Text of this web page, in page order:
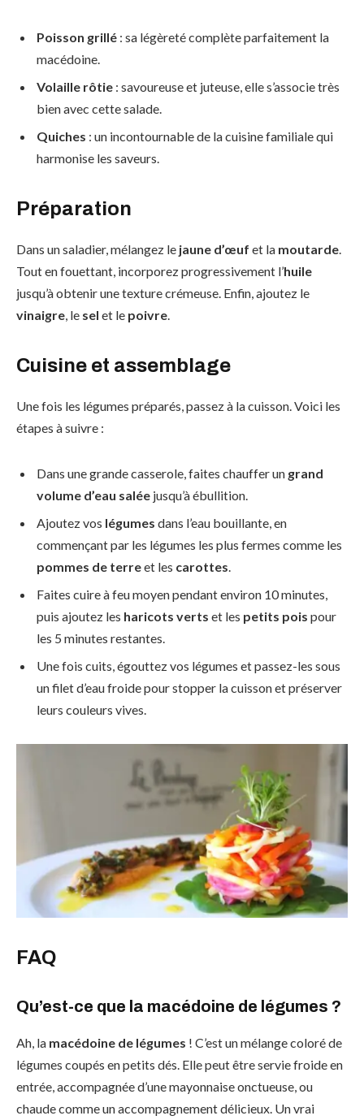
Poisson grillé : sa légèreté complète parfaitement la
macédoine.
Volaille rôtie : savoureuse et juteuse, elle s’associe très
bien avec cette salade.
Quiches : un incontournable de la cuisine familiale qui
harmonise les saveurs.
Préparation
Dans un saladier, mélangez le jaune d’œuf et la moutarde.
Tout en fouettant, incorporez progressivement l’huile
jusqu’à obtenir une texture crémeuse. Enfin, ajoutez le
vinaigre, le sel et le poivre.
Cuisine et assemblage
Une fois les légumes préparés, passez à la cuisson. Voici les
étapes à suivre :
Dans une grande casserole, faites chauffer un grand
volume d’eau salée jusqu’à ébullition.
Ajoutez vos légumes dans l’eau bouillante, en
commençant par les légumes les plus fermes comme les
pommes de terreet les carottes
Faites cuire à feu moyen pendant environ 10 minutes,
puis ajoutez les haricots verts et les petits pois pour
les 5 minutes restantes.
Une fois cuits, égouttez vos légumes et passez-les sous
un filet d’eau froide pour stopper la cuisson et préserver
leurs couleurs vives.
FAQ
Qu’est-ce que la macédoine de légumes ?
Ah, la macédoine de légumes ! C’est un mélange coloré de
légumes coupés en petits dés. Elle peut être servie froide en
entrée, accompagnée d’une mayonnaise onctueuse, ou
chaude comme un accompagnement délicieux. Un vrai